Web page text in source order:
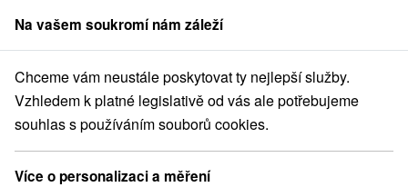
člen skupinySorger
kraj Nová Baňa Penzión Semmelrock Nová Baňa
Penzión Semmelrock Nová Baňa
Nová Baňa
Na vašem soukromí nám záleží
Chceme vám neustále poskytovat ty nejlepší služby.
Vzhledem k platné legislativě od vás ale potřebujeme
souhlas s používáním souborů cookies.
Více o personalizaci a měření